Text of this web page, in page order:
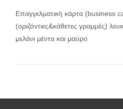
Επαγγελματική κάρτα (business
(οριζόντιες&κάθετες γραμμές)
μελάνι μέντα και μαύρο